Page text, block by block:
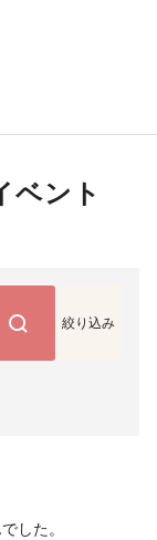
ベント
絞り込み
した。